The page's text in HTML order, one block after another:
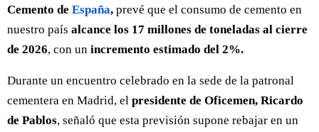
Cemento de España, prevé que el consumo de cemento en
nuestro país alcance los 17 millones de toneladas al cierre
de 2026, con un incremento estimado del 2%.
Durante un encuentro celebrado en la sede de la patronal
cementera en Madrid, el presidente de Oficemen, Ricardo
de Pablos, señaló que esta previsión supone rebajar en un